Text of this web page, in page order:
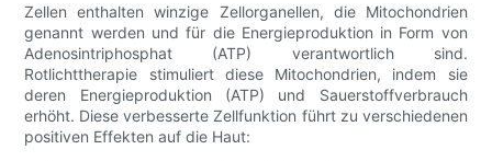
Zellen enthalten winzige Zellorganellen, die Mitochondrien
genannt werden und für die Energieproduktion in Form von
Adenosintriphosphat (ATP) verantwortlich sind.
Rotlichttherapie stimuliert diese Mitochondrien, indem sie
deren Energieproduktion (ATP) und Sauerstoffverbrauch
erhöht. Diese verbesserte Zellfunktion führt zu verschiedenen
positiven Effekten auf die Haut: